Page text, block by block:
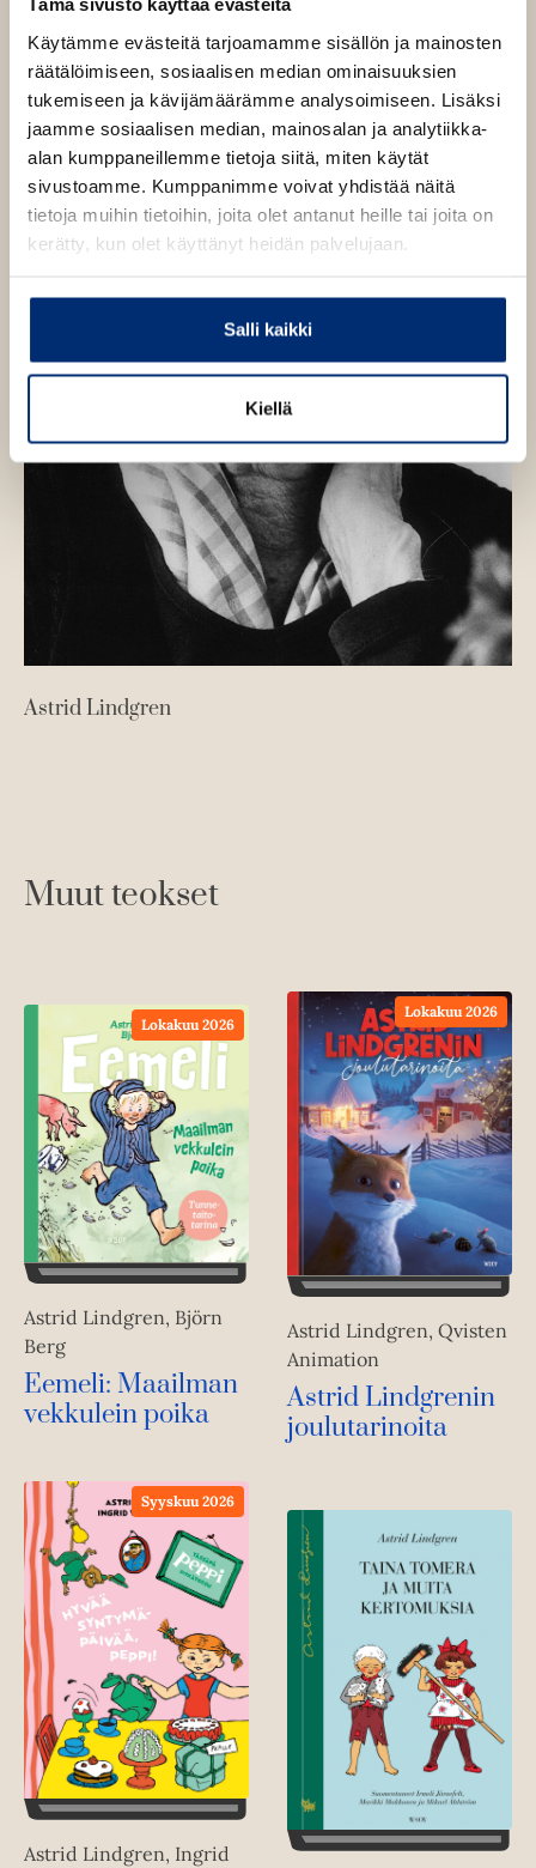
Käytämme evästeitä tarjoamamme sisällön ja mainosten
räätälöimiseen, sosiaalisen median ominaisuuksien
tukemiseen ja kävijämäärämme analysoimiseen. Lisäksi
jaamme sosiaalisen median, mainosalan ja analytiikka-
alan kumppaneillemme tietoja siitä, miten käytät
sivustoamme. Kumppanimme voivat yhdistää näitä
tietoja muihin tietoihin, joita olet antanut heille tai joita on
kerätty, kun olet käyttänyt heidän palvelujaan.
Salli kaikki
Kiellä
t
e
e
n
d
r
e
n
O
h
t
a
k
u
v
a
O
h
t
a
k
u
v
a
Astrid Lindgren
Muut teokset
Lokakuu 2026
Astrid Lindgren, Björn
Berg
Eemeli: Maailman
vekkulein poika
Lokakuu 2026
Astrid Lindgren, Qvisten
Animation
Astrid Lindgrenin
joulutarinoita
Syyskuu 2026
Astrid Lindgren, Ingrid